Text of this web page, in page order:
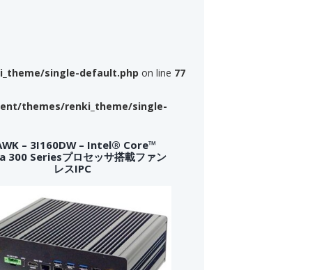
single-default.php on line 77
themes/renki_theme/single-
– 3I160DW – Intel® Core™
300 Seriesプロセッサ搭載ファン
レスIPC